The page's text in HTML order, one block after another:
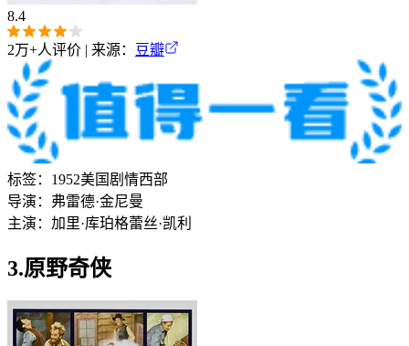
8.4
2万+人评价 | 来源： 豆瓣
标签： 1952美国 剧情西部
导演： 弗雷德·金尼曼
主演： 加里·库珀格蕾丝·凯利
3.原野奇侠